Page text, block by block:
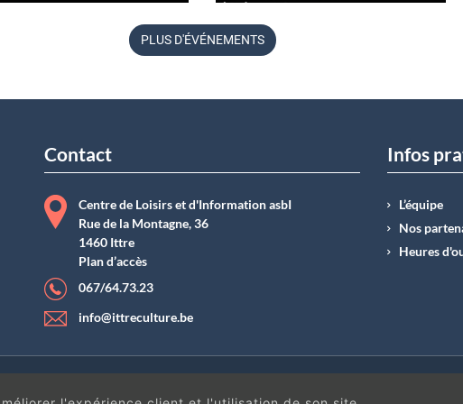
11 juin à 09
Belgique
PLUS D'ÉVÉNEMENTS
Contact
Centre de Loisirs et d'Information asbI
Rue de la Montagne, 36
1460 Ittre
Plan d’accès
067/64.73.23
info@ittreculture.be
Infos
L’équipe
Nos
Heures
légales | Conditions générales de vente | N°Entreprise : BE0414.742.009 |